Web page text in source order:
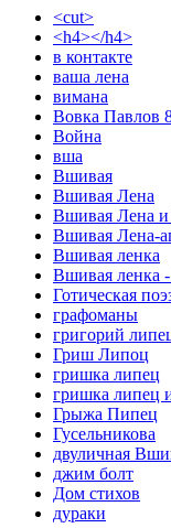
<cut>
<h4></h4>
в контакте
ваша лена
вимана
Вовка Павлов
Война
вша
Вшивая
Вшивая Лена
Вшивая Лена
Вшивая Лена-
Вшивая ленка
Вшивая ленка
Готическая
графоманы
григорий
Гриш Липоц
гришка липец
гришка липец
Грыжа Пипец
Гусельникова
двуличная
джим болт
Дом стихов
дураки